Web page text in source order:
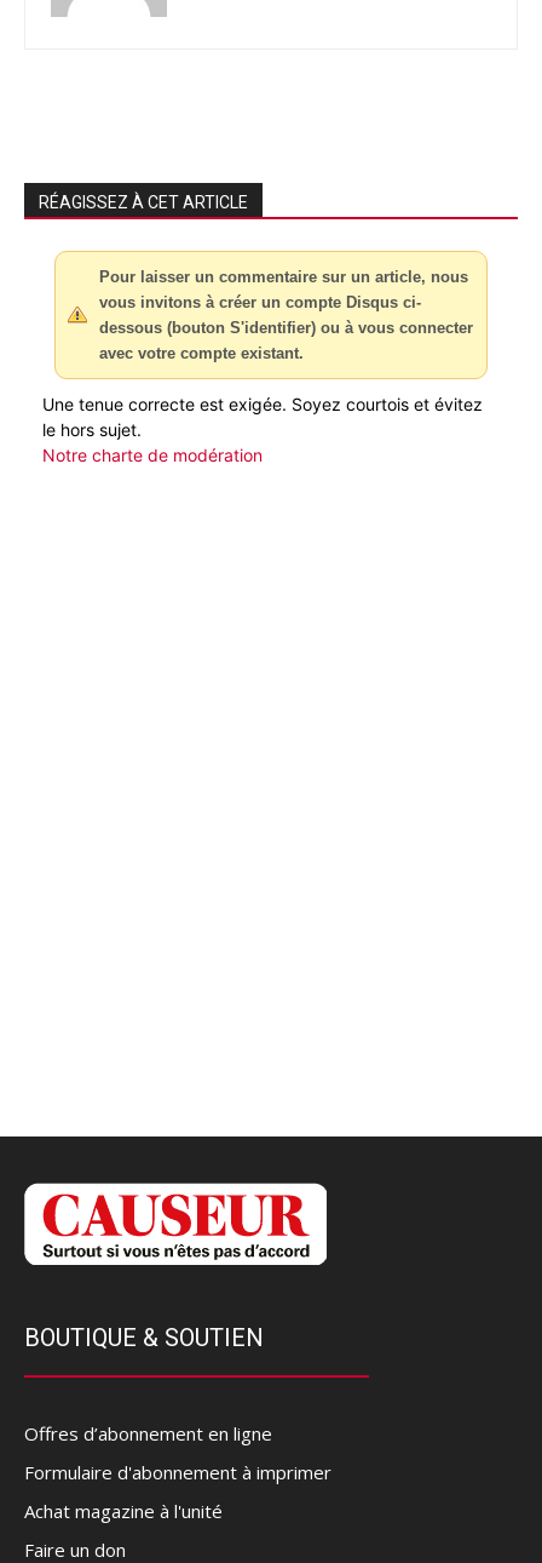
RÉAGISSEZ À CET ARTICLE
Pour laisser un commentaire sur un article, nous
vous invitons à créer un compte Disqus ci-
dessous (bouton S'identifier) ou à vous connecter
avec votre compte existant.
Une tenue correcte est exigée. Soyez courtois et évitez
le hors sujet.
Notre charte de modération
BOUTIQUE & SOUTIEN
Offres d’abonnement en ligne
Formulaire d'abonnement à imprimer
Achat magazine à l'unité
Faire un don